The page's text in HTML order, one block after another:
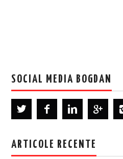
SOCIAL MEDIA BOGDAN
ARTICOLE RECENTE